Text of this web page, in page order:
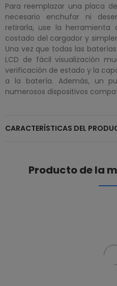
Para reemplazar una placa
necesario enchufar ni
retirarla, use la
costado del cargador y
Una vez que todas las
LCD de fácil visualización
verificación de estado y la
a la batería. Además, un
numerosos dispositivos
CARACTERÍSTICAS DEL
Producto de la